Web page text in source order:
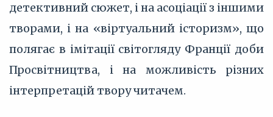
детективний сюжет, і на асоціації з іншими
творами, і на «віртуальний історизм», що
полягає в імітації світогляду Франції доби
Просвітництва, і на можливість різних
інтерпретацій твору читачем.